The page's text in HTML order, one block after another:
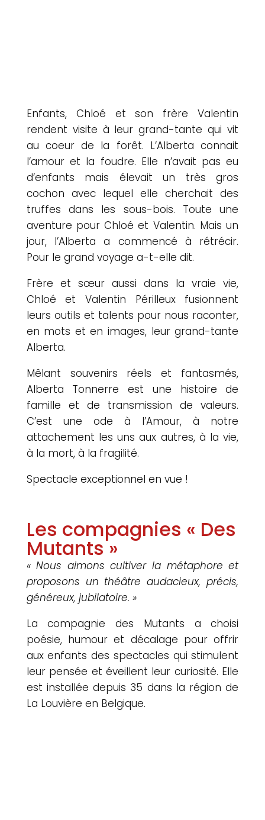
Enfants, Chloé et son frère Valentin
rendent visite à leur grand-tante qui vit
au coeur de la forêt. L’Alberta connait
l’amour et la foudre. Elle n’avait pas eu
d’enfants mais élevait un très gros
cochon avec lequel elle cherchait des
truffes dans les sous-bois. Toute une
aventure pour Chloé et Valentin. Mais un
jour, l’Alberta a commencé à rétrécir.
Pour le grand voyage a-t-elle dit.
Frère et sœur aussi dans la vraie vie,
Chloé et Valentin Périlleux fusionnent
leurs outils et talents pour nous raconter,
en mots et en images, leur grand-tante
Alberta.
Mêlant souvenirs réels et fantasmés,
Alberta Tonnerre est une histoire de
famille et de transmission de valeurs.
C’est une ode à l’Amour, à notre
attachement les uns aux autres, à la vie,
à la mort, à la fragilité.
Spectacle exceptionnel en vue !
Les compagnies « Des
Mutants »
« Nous aimons cultiver la métaphore et
proposons un théâtre audacieux, précis,
généreux, jubilatoire. »
La compagnie des Mutants a choisi
poésie, humour et décalage pour offrir
aux enfants des spectacles qui stimulent
leur pensée et éveillent leur curiosité. Elle
est installée depuis 35 dans la région de
La Louvière en Belgique.